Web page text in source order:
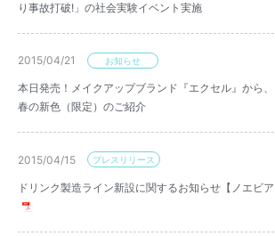
り事故打破!」の社会実験イベント実施
2015/04/21 お知らせ
本日発売！メイクアップブランド『エクセル』から
春の新色（限定）のご紹介
2015/04/15 プレスリリース
ドリンク製造ライン新設に関するお知らせ【ノエビア